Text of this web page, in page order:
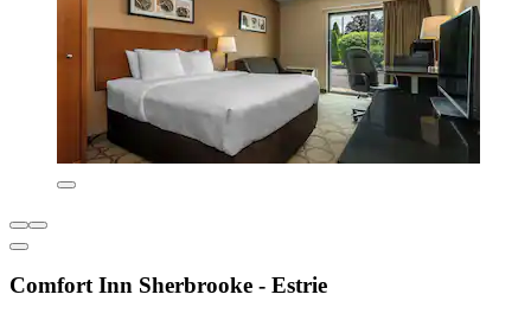
Comfort Inn Sherbrooke - Estrie